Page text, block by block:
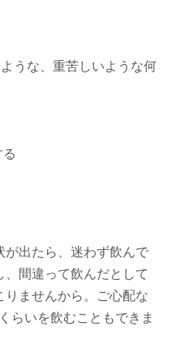
うな、重苦しいような何
出たら、迷わず飲んで
間違って飲んだとして
りませんから。ご心配な
らいを飲むこともできま